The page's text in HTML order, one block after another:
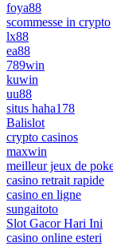
foya88
scommesse in crypto
lx88
ea88
789win
kuwin
uu88
situs haha178
Balislot
crypto casinos
maxwin
meilleur jeux de
casino retrait rapide
casino en ligne
sungaitoto
Slot Gacor Hari Ini
casino online esteri